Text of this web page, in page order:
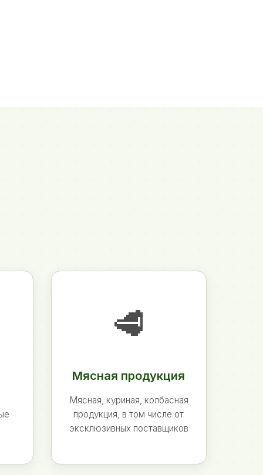
🥩
Мясная продукция
Мясная, куриная, колбасная
продукция, в том числе от
эксклюзивных поставщиков